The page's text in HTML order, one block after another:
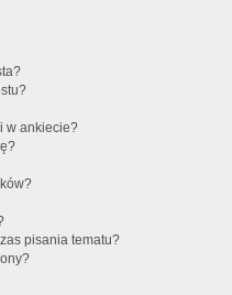
w ankiecie?
pisania tematu?